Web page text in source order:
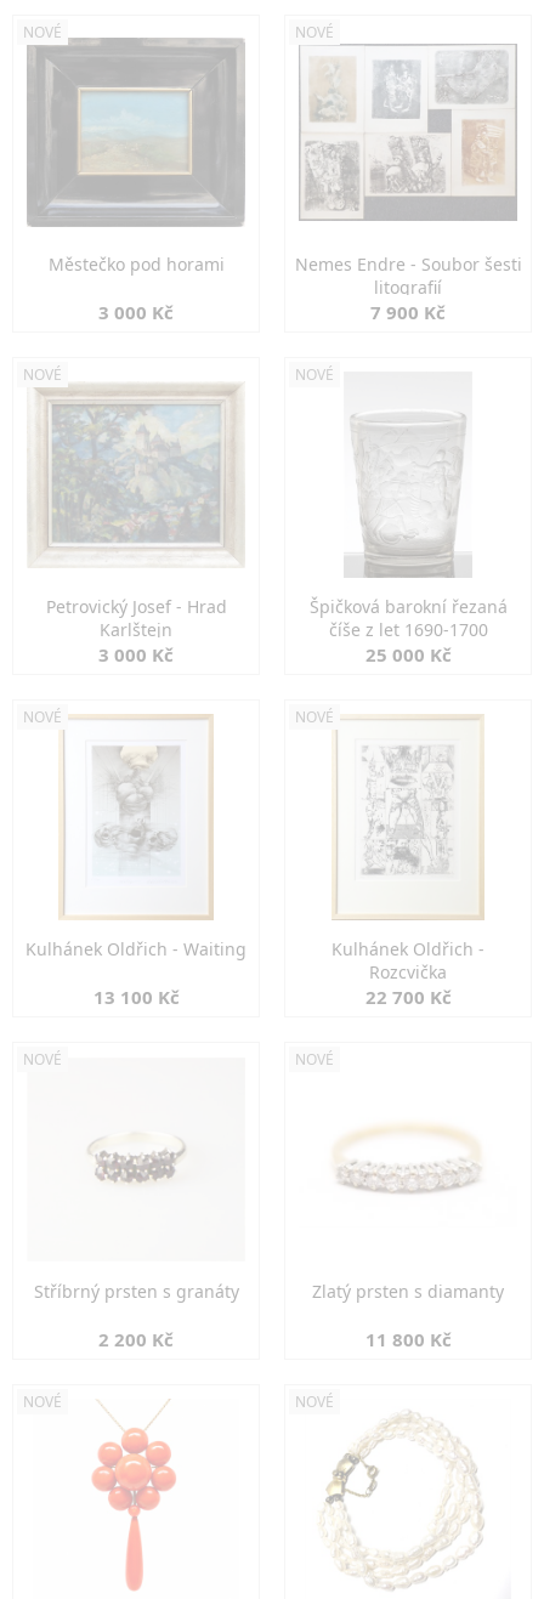
NOVÉ
Městečko pod horami
3 000 Kč
NOVÉ
Nemes Endre - Soubor šesti
litografií
7 900 Kč
NOVÉ
Petrovický Josef - Hrad
Karlštejn
3 000 Kč
NOVÉ
Špičková barokní řezaná
číše z let 1690-1700
25 000 Kč
NOVÉ
Kulhánek Oldřich - Waiting
13 100 Kč
NOVÉ
Kulhánek Oldřich -
Rozcvička
22 700 Kč
NOVÉ
Stříbrný prsten s granáty
2 200 Kč
NOVÉ
Zlatý prsten s diamanty
11 800 Kč
NOVÉ NOVÉ